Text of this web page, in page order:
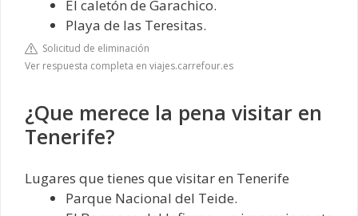
El caletón de Garachico.
Playa de las Teresitas.
Solicitud de eliminación
Ver respuesta completa en viajes.carrefour.es
¿Que merece la pena visitar en
Tenerife?
Lugares que tienes que visitar en Tenerife
Parque Nacional del Teide.